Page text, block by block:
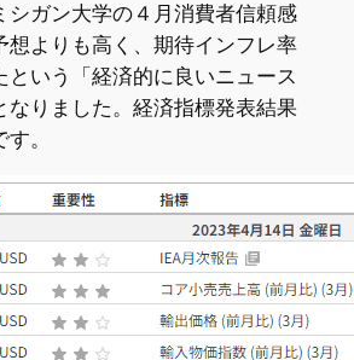
シガン大学の４月消費者信頼感
想よりも高く、期待インフレ率
という「経済的に良いニュース
なりました。経済指標発表結果
。